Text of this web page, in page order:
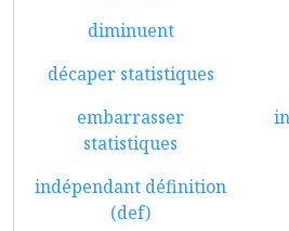
diminuent
décaper statistiques
embarrasser
statistiques
indépendant définition
(def)